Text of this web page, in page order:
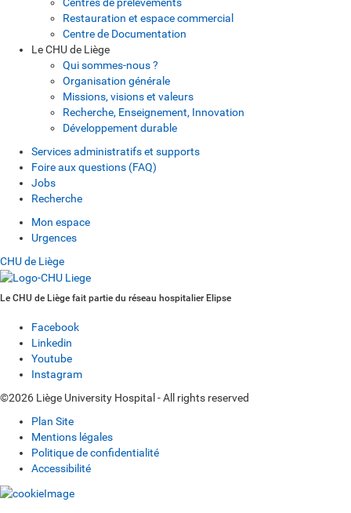
Restauration et espace commercial
Centre de Documentation
Le CHU de Liège
Qui sommes-nous ?
Organisation générale
Missions, visions et valeurs
Recherche, Enseignement, Innovation
Développement durable
Services administratifs et supports
Foire aux questions (FAQ)
Jobs
Recherche
Mon espace
Urgences
CHU de Liège
Le CHU de Liège fait partie du réseau hospitalier Elipse
Facebook
Linkedin
Youtube
Instagram
©2026 Liège University Hospital - All rights reserved
Plan Site
Mentions légales
Politique de confidentialité
Accessibilité